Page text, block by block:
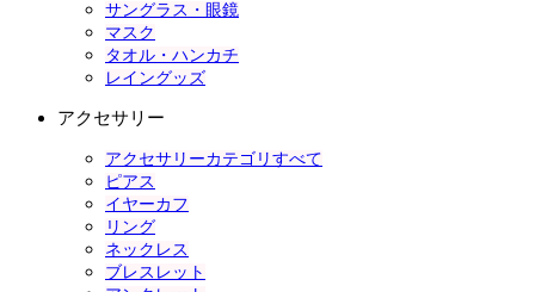
サングラス・眼鏡
マスク
タオル・ハンカチ
レイングッズ
アクセサリー
アクセサリーカテゴリすべて
ピアス
イヤーカフ
リング
ネックレス
ブレスレット